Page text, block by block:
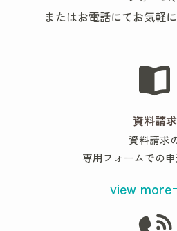
またはお電話にてお気軽
資料請求
資料請求
専用フォームでの
view more